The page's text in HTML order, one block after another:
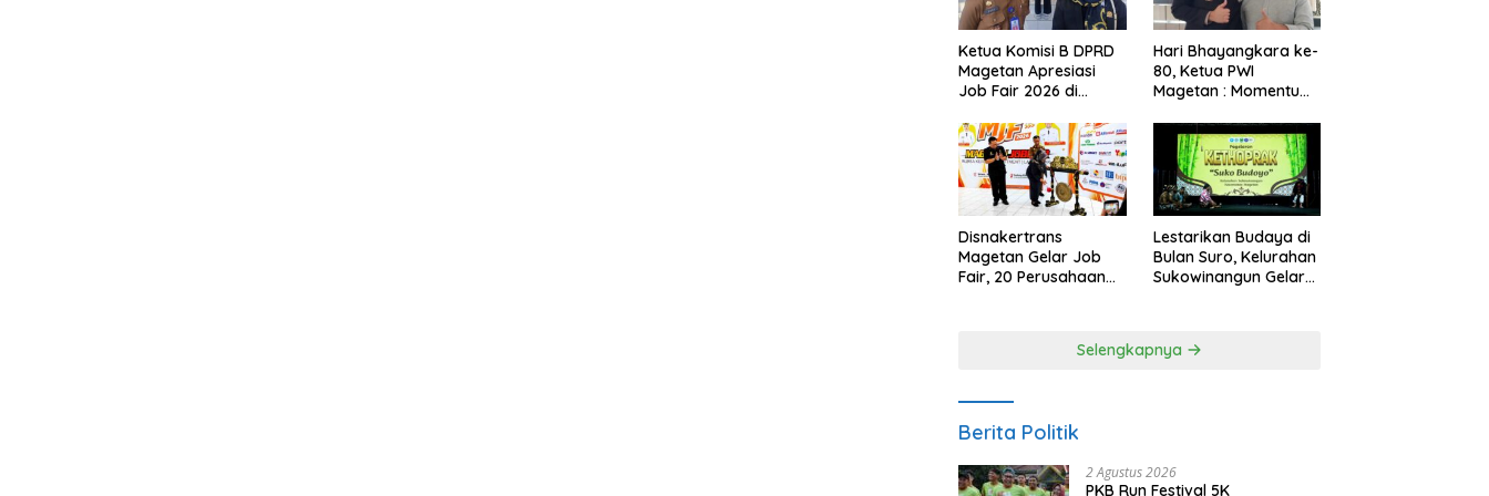
Ketua Komisi B DPRD
Magetan Apresiasi
Job Fair 2026 di
Anggaran
Hari Bhayangkara ke-
80, Ketua PWI
Magetan : Momentum
Kepercayaan Publik
Disnakertrans
Magetan Gelar Job
Fair, 20 Perusahaan
Lestarikan Budaya di
Bulan Suro, Kelurahan
Sukowinangun Gelar
Selengkapnya
Berita Politik
2 Agustus 2026
PKB Run Festival 5K